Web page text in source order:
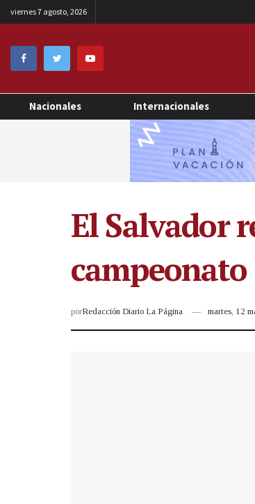
viernes 7 agosto, 2026
Nacionales Internacionales
El Salvador
porRedacción Diario La Página martes, 12